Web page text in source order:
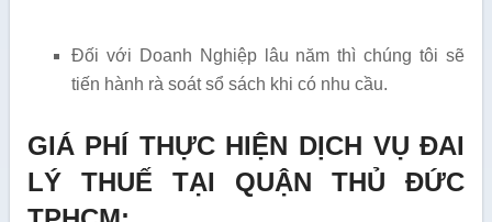
Đối với Doanh Nghiệp lâu năm thì chúng tôi sẽ
tiến hành rà soát sổ sách khi có nhu cầu.
GIÁ PHÍ THỰC HIỆN DỊCH VỤ ĐAI
LÝ THUẾ TẠI QUẬN THỦ ĐỨC